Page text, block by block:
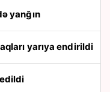
yanğın
yarıya endirildi